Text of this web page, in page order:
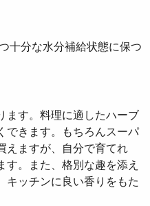
十分な水分補給状態に保つ
ます。料理に適したハーブ
できます。もちろんスーパ
えますが、自分で育てれ
す。また、格別な趣を添え
キッチンに良い香りをもた